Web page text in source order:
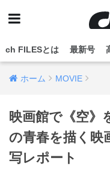
ch FILESとは 最新号
ホーム MOVIE
映画館で《空》
の青春を描く映
写レポート